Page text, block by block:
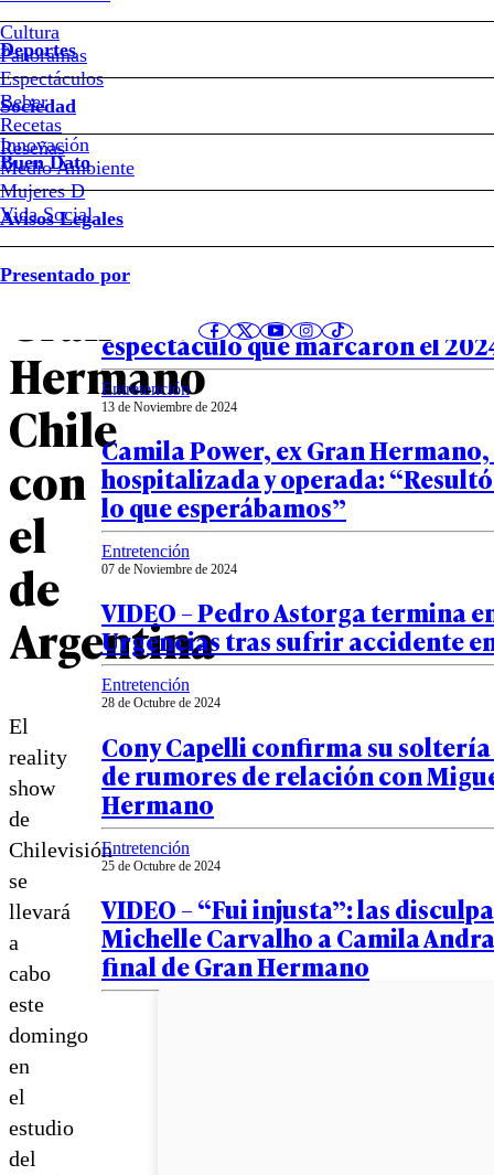
Cultura
Panoramas
Espectáculos
Beber
Recetas
Reseñas
Deportes
Sociedad
Innovación
Medio Ambiente
Mujeres D
Vida Social
Buen Dato
Avisos Legales
Presentado por
diferencias
entre
la
final
de
Hermano
Chile
con
el
de
Argentina
El
reality
show
de
Chilevisión
se
llevará
a
cabo
este
domingo
en
el
estudio
del
Notas relacionadas
20 de Diciembre de 2024
VIDEOS – Los diez personajes del
espectáculo que marcaron el
Entretención
13 de Noviembre de 2024
Camila Power, ex Gran
hospitalizada y operada:
lo que esperábamos”
Entretención
07 de Noviembre de 2024
VIDEO – Pedro Astorga termina
Urgencias tras sufrir accidente
Entretención
28 de Octubre de 2024
Cony Capelli confirma su
de rumores de relación con
Hermano
Entretención
25 de Octubre de 2024
VIDEO – “Fui injusta”: las
Michelle Carvalho a Camila
final de Gran Hermano